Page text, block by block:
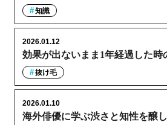
知識
効果が出ないまま1年経過した時
2026.01.12
抜け毛
海外俳優に学ぶ渋さと知性を醸
2026.01.10